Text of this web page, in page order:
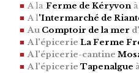
A la Ferme de Kéryvon
A l'Intermarché de
Au Comptoir de la mer
A l'épicerie La Ferme
A l'épicerie-cantine
A l'épicerie Tapenalgue